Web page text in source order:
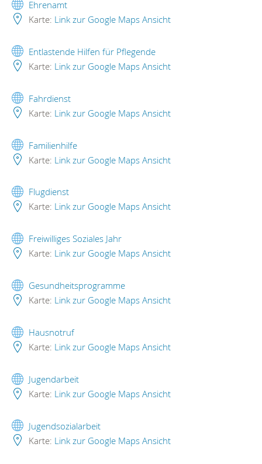
Ehrenamt
Karte: Link zur Google Maps Ansicht
Entlastende Hilfen für Pflegende
Karte: Link zur Google Maps Ansicht
Fahrdienst
Karte: Link zur Google Maps Ansicht
Familienhilfe
Karte: Link zur Google Maps Ansicht
Flugdienst
Karte: Link zur Google Maps Ansicht
Freiwilliges Soziales Jahr
Karte: Link zur Google Maps Ansicht
Gesundheitsprogramme
Karte: Link zur Google Maps Ansicht
Hausnotruf
Karte: Link zur Google Maps Ansicht
Jugendarbeit
Karte: Link zur Google Maps Ansicht
Jugendsozialarbeit
Karte: Link zur Google Maps Ansicht